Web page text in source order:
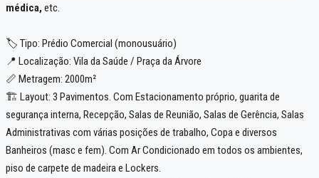
médica, etc.
🏷️ Tipo: Prédio Comercial (monousuário)
📍 Localização: Vila da Saúde / Praça da Árvore
📏 Metragem: 2000m²
🏗️ Layout: 3 Pavimentos. Com Estacionamento próprio, guarita de
segurança interna, Recepção, Salas de Reunião, Salas de Gerência, Salas
Administrativas com várias posições de trabalho, Copa e diversos
Banheiros (masc e fem). Com Ar Condicionado em todos os ambientes,
piso de carpete de madeira e Lockers.